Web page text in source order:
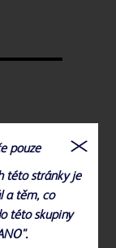
pouze
této stránky je
a těm, co
této skupiny